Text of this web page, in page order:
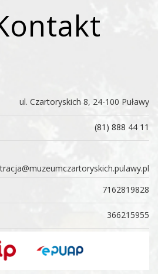
ul. Czartoryskich 8, 24-100 Puławy
(81) 888 44 11
7162819828
366215955